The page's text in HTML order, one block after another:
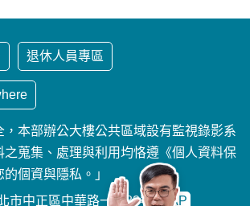
退休人員專區
，本部辦公大樓公共區域設有監視錄影系
之蒐集、處理與利用均恪遵《個人資料保
個資與隱私。」
市中正區中華路一段83號 MAP